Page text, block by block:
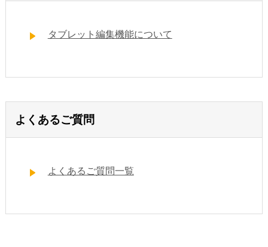
タブレット編集機能について
よくあるご質問
よくあるご質問一覧